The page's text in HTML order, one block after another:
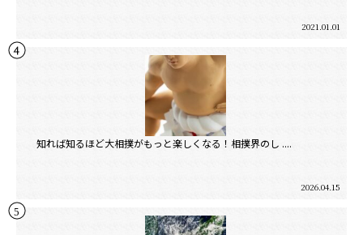
2021.01.01
知れば知るほど大相撲がもっと楽しくなる！相撲界のし ....
2026.04.15